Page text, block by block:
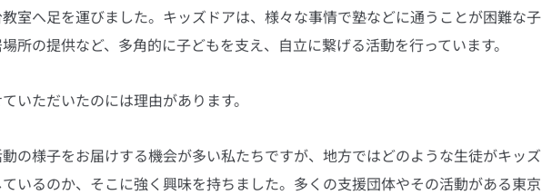
室へ足を運びました。キッズドアは、様々な事情で塾などに通うことが困難な子
所の提供など、多角的に子どもを支え、自立に繋げる活動を行っています。
いただいたのには理由があります。
の様子をお届けする機会が多い私たちですが、地方ではどのような生徒がキッズ
いるのか、そこに強く興味を持ちました。多くの支援団体やその活動がある東京